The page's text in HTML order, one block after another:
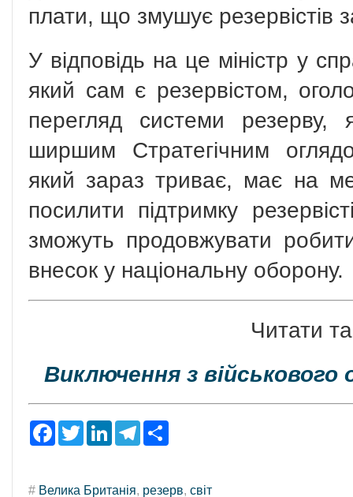
плати, що змушує резервістів
У відповідь на це міністр у
який сам є резервістом,
перегляд системи резерву,
ширшим Стратегічним
який зараз триває, має на
посилити підтримку
зможуть продовжувати
внесок у національну оборону.
Читати
Виключення з
F
a
o
T
w
e
L
d
T
r
# Велика Британія, резерв, світ